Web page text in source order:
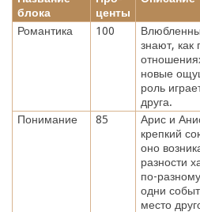
блока
центы
Романтика 100
знают, как
новые
роль
друга.
Понимание
85
Арис и
крепкий
оно
разности
по-
одни
место